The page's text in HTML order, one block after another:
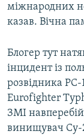
міжнародних
казав. Вічна
Блогер тут
інцидент із
розвідника РС-
Eurofighter
ЗМІ
винищувач Су-